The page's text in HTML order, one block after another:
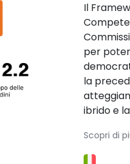
Il
per
la
ibrido e
Scopri di